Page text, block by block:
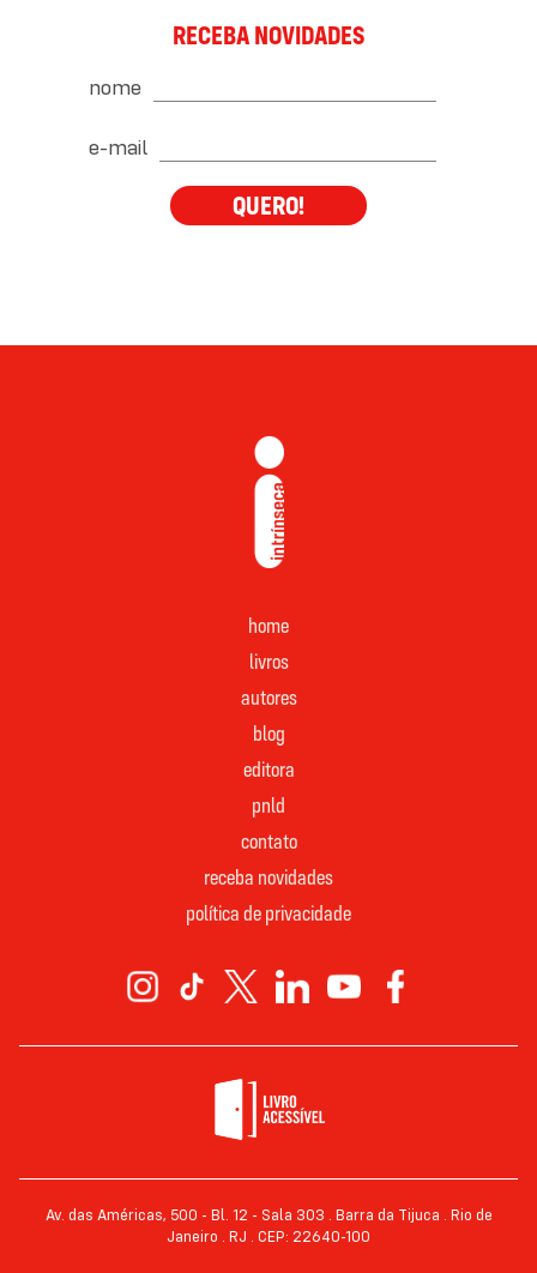
RECEBA NOVIDADES
nome
e-mail
QUERO!
home
livros
autores
blog
editora
pnld
contato
receba novidades
política de privacidade
Av. das Américas, 500 - Bl. 12 - Sala 303 . Barra da Tijuca . Rio de
Janeiro . RJ . CEP: 22640-100